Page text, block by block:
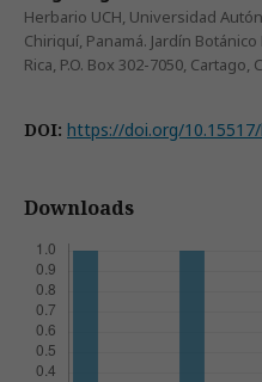
Herbario UCH, Universidad
Chiriquí, Panamá. Jardín
Rica, P.O. Box 302-7050, Cartago,
DOI: https://doi.org/10.15517/
Downloads